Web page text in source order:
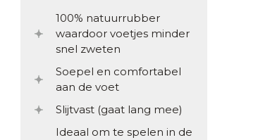
100% natuurrubber
waardoor voetjes minder
snel zweten
Soepel en comfortabel
aan de voet
Slijtvast (gaat lang mee)
Ideaal om te spelen in de